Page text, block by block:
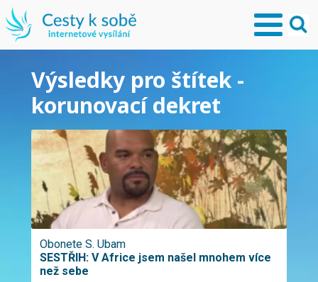
Výsledky pro štítek -
korunovací dekret
Obonete S. Ubam
SESTŘIH: V Africe jsem našel mnohem více
než sebe